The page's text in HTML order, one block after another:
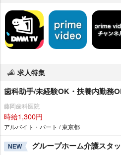
求人特集
歯科助手/未経験OK・扶養内勤務
藤岡歯科医院
時給1,300円
アルバイト・パート / 東京都
NEW グループホーム介護スタ